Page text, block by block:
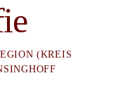
(KREIS